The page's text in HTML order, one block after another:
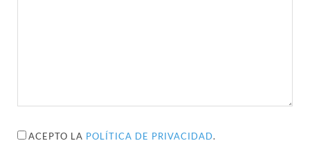
ACEPTO LA POLÍTICA DE PRIVACIDAD.